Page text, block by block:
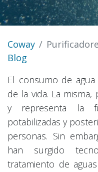
Coway
Blog
Purificadores de agua:
El consumo de
de la vida. La
y representa la
potabilizadas y
personas. Sin
han surgido
tratamiento de